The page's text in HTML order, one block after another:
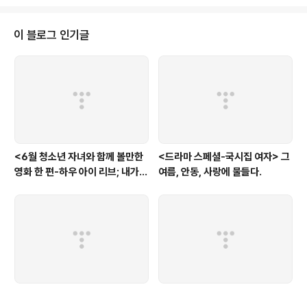
멤버 김숙, 홍진경 외에 한채영과 강예원을 합류시키며 관심을 주목시켰다. 강
예원은 이미 등을 통해 예능에 첫 발을 딛었으며, 오히려 예능보다도 등 출연한
이 블로그 인기글
<6월 청소년 자녀와 함께 볼만한
영화 한 편-하우 아이 리브; 내가
<드라마 스페셜-국시집 여자> 그
여름, 안동, 사랑에 물들다.